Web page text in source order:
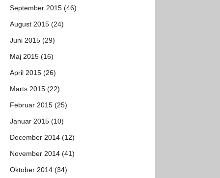
September 2015 (46)
August 2015 (24)
Juni 2015 (29)
Maj 2015 (16)
April 2015 (26)
Marts 2015 (22)
Februar 2015 (25)
Januar 2015 (10)
December 2014 (12)
November 2014 (41)
Oktober 2014 (34)